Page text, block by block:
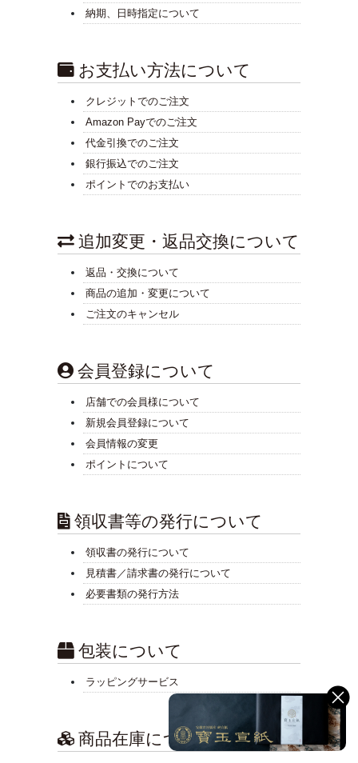
納期、日時指定について
お支払い方法について
クレジットでのご注文
Amazon Payでのご注文
代金引換でのご注文
銀行振込でのご注文
ポイントでのお支払い
追加変更・返品交換について
返品・交換について
商品の追加・変更について
ご注文のキャンセル
会員登録について
店舗での会員様について
新規会員登録について
会員情報の変更
ポイントについて
領収書等の発行について
領収書の発行について
見積書／請求書の発行について
必要書類の発行方法
包装について
ラッピングサービス
商品在庫について